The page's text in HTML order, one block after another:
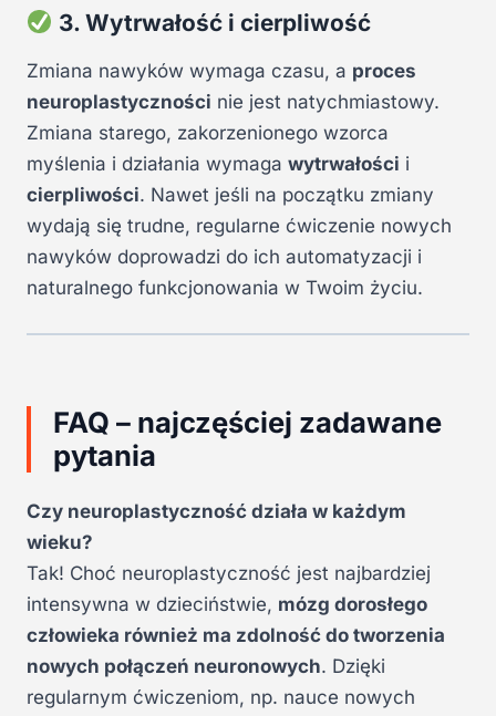
3. Wytrwałość i cierpliwość
Zmiana nawyków wymaga czasu, a proces
neuroplastyczności nie jest natychmiastowy.
Zmiana starego, zakorzenionego wzorca
myślenia i działania wymaga wytrwałości i
cierpliwości. Nawet jeśli na początku zmiany
wydają się trudne, regularne ćwiczenie nowych
nawyków doprowadzi do ich automatyzacji i
naturalnego funkcjonowania w Twoim życiu.
FAQ – najczęściej zadawane
pytania
Czy neuroplastyczność działa w każdym
wieku?
Tak! Choć neuroplastyczność jest najbardziej
intensywna w dzieciństwie, mózg dorosłego
człowieka również ma zdolność do tworzenia
nowych połączeń neuronowych. Dzięki
regularnym ćwiczeniom, np. nauce nowych